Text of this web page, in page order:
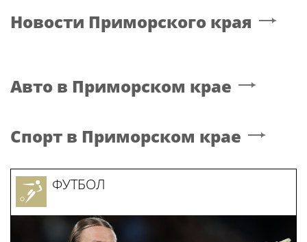
Новости Приморского края
Авто в Приморском крае
Спорт в Приморском крае
ФУТБОЛ